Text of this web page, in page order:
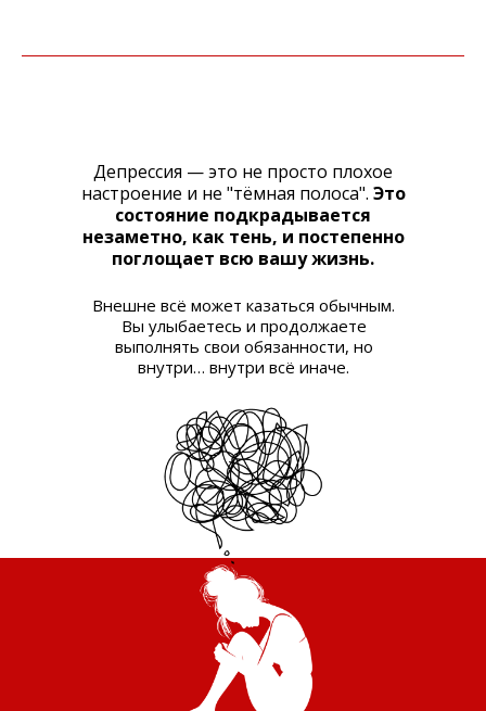
Депрессия — это не просто плохое
настроение и не "тёмная полоса". Это
состояние подкрадывается
незаметно, как тень, и постепенно
поглощает всю вашу жизнь.
Внешне всё может казаться обычным.
Вы улыбаетесь и продолжаете
выполнять свои обязанности, но
внутри… внутри всё иначе.